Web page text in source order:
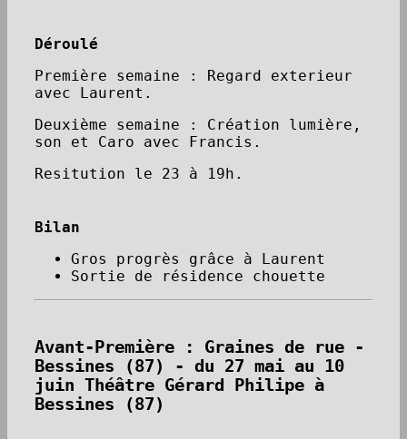
Déroulé
Première semaine : Regard exterieur
avec Laurent.
Deuxième semaine : Création lumière,
son et Caro avec Francis.
Resitution le 23 à 19h.
Bilan
Gros progrès grâce à Laurent
Sortie de résidence chouette
Avant-Première : Graines de rue -
Bessines (87) - du 27 mai au 10
juin Théâtre Gérard Philipe à
Bessines (87)